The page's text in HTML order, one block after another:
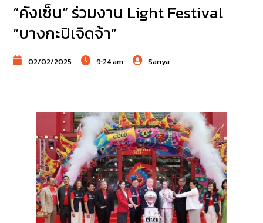
“คังเซ็น” ร่วมงาน Light Festival
“บางกะปิเจิดจ้า”
02/02/2025 9:24 am Sanya